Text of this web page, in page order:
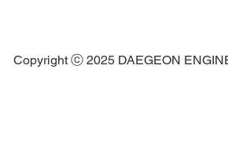
Copyright ⓒ 2025 DAEGEON